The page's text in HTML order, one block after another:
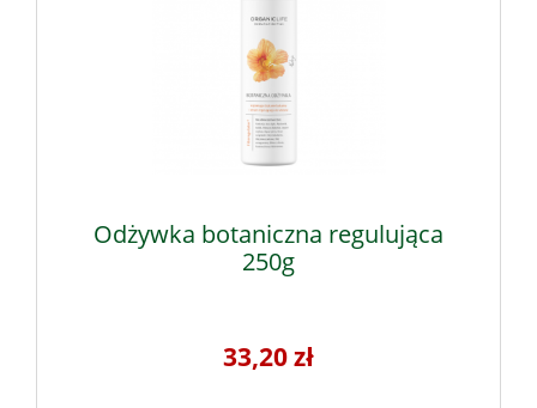
Odżywka botaniczna regulująca
250g
33,20 zł